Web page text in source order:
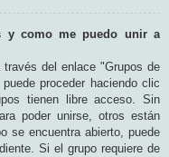
y como me puedo unir a
del enlace "Grupos de
proceder haciendo clic
tienen libre acceso. Sin
poder unirse, otros están
se encuentra abierto, puede
Si el grupo requiere de